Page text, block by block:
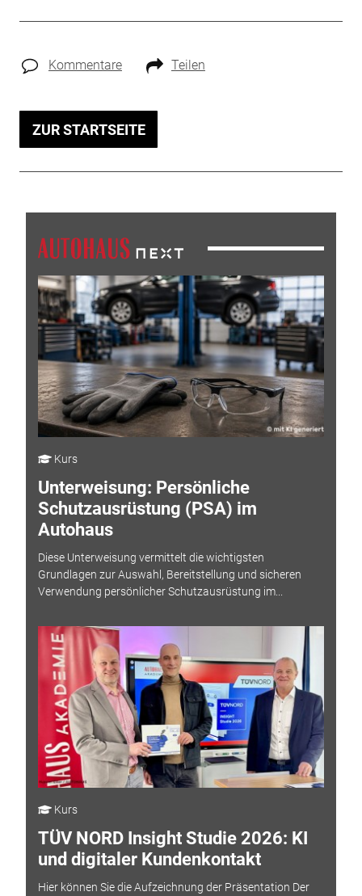
Kommentare Teilen
ZUR STARTSEITE
Kurs
Unterweisung: Persönliche
Schutzausrüstung (PSA) im
Autohaus
Diese Unterweisung vermittelt die wichtigsten
Grundlagen zur Auswahl, Bereitstellung und sicheren
Verwendung persönlicher Schutzausrüstung im...
Kurs
TÜV NORD Insight Studie 2026: KI
und digitaler Kundenkontakt
Hier können Sie die Aufzeichnung der Präsentation Der